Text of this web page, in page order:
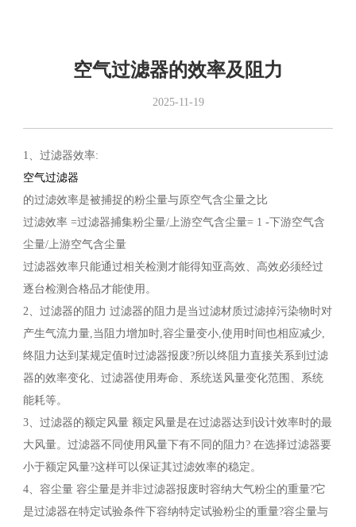
空气过滤器的效率及阻力
2025-11-19
1、过滤器效率:
空气过滤器
的过滤效率是被捕捉的粉尘量与原空气含尘量之比
过滤效率 =过滤器捕集粉尘量/上游空气含尘量= 1 -下游空气含
尘量/上游空气含尘量
过滤器效率只能通过相关检测才能得知亚高效、高效必须经过
逐台检测合格品才能使用。
2、过滤器的阻力 过滤器的阻力是当过滤材质过滤掉污染物时对
产生气流力量,当阻力增加时,容尘量变小,使用时间也相应减少,
终阻力达到某规定值时过滤器报废?所以终阻力直接关系到过滤
器的效率变化、过滤器使用寿命、系统送风量变化范围、系统
能耗等。
3、过滤器的额定风量 额定风量是在过滤器达到设计效率时的最
大风量。过滤器不同使用风量下有不同的阻力? 在选择过滤器要
小于额定风量?这样可以保证其过滤效率的稳定。
4、容尘量 容尘量是并非过滤器报废时容纳大气粉尘的重量?它
是过滤器在特定试验条件下容纳特定试验粉尘的重量?容尘量与